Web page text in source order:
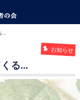
お知らせ
くる…